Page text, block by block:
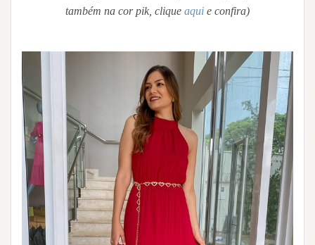
também na cor pik, clique aqui e confira)